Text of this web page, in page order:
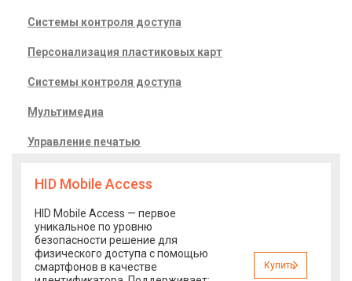
Системы контроля доступа
Персонализация пластиковых карт
Системы контроля доступа
Мультимедиа
Управление печатью
HID Mobile Access
HID Mobile Access — первое
уникальное по уровню
безопасности решение для
физического доступа с помощью
смартфонов в качестве
Купить